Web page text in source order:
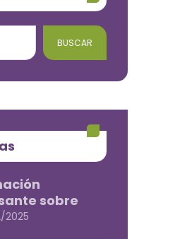
BUSCAR
sobre
y dietas
2025